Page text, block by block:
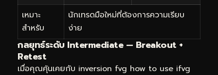
เหมาะ
สำหรับ
นักเทรดมือใหม่ที่ต้องการความเรียบ
ง่าย
กลยุทธ์ระดับ Intermediate — Breakout +
Retest
เมื่อคุณคุ้นเคยกับ inversion fvg how to use ifvg